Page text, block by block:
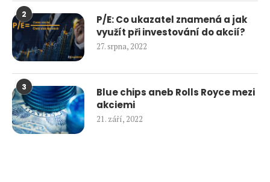
2
P/E: Co ukazatel znamená a jak
využít při investování do akcií?
27. srpna, 2022
3
Blue chips aneb Rolls Royce mezi
akciemi
21. září, 2022